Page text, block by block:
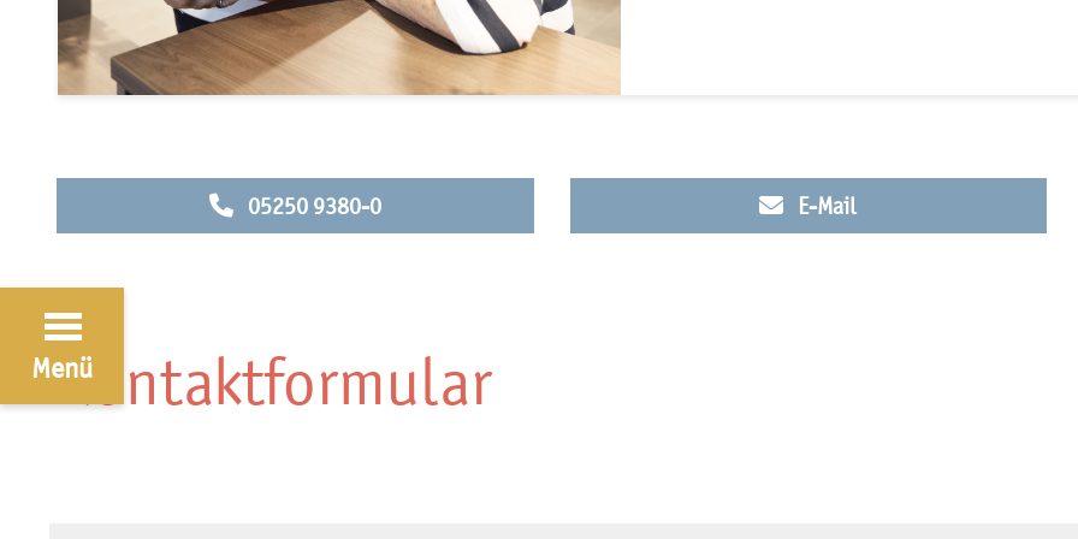
Menü
05250 9380-0 E-Mail
Kontaktformular